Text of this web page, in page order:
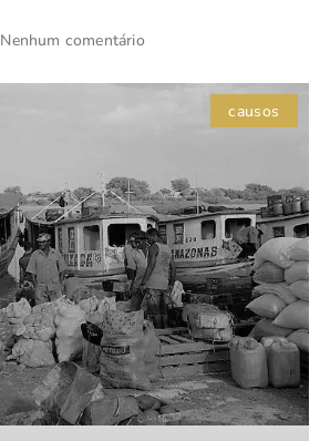
Nenhum comentário
causos